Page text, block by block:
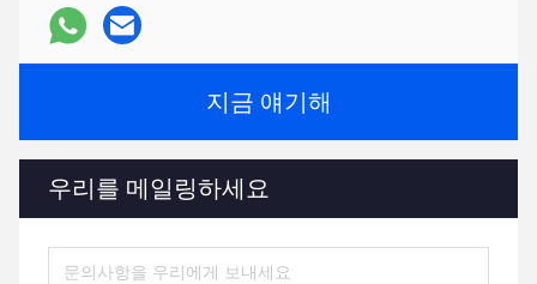
지금 얘기해
우리를 메일링하세요